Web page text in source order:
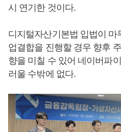
시 연기한 것이다.
디지털자산기본법 입법이 마
업결합을 진행할 경우 향후
향을 미칠 수 있어 네이버파
러울 수밖에 없다.